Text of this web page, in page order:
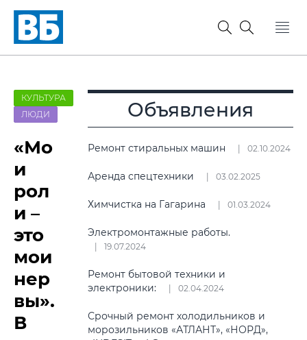
КУЛЬТУРА
ЛЮДИ
«Мо
и
рол
и –
это
мои
нер
вы».
В
Объявления
Ремонт стиральных машин 02.10.2024
Аренда спецтехники 03.02.2025
Химчистка на Гагарина 01.03.2024
Электромонтажные работы.
19.07.2024
Ремонт бытовой техники и
электроники:
02.04.2024
Срочный ремонт холодильников и
морозильников «АТЛАНТ», «НОРД»,